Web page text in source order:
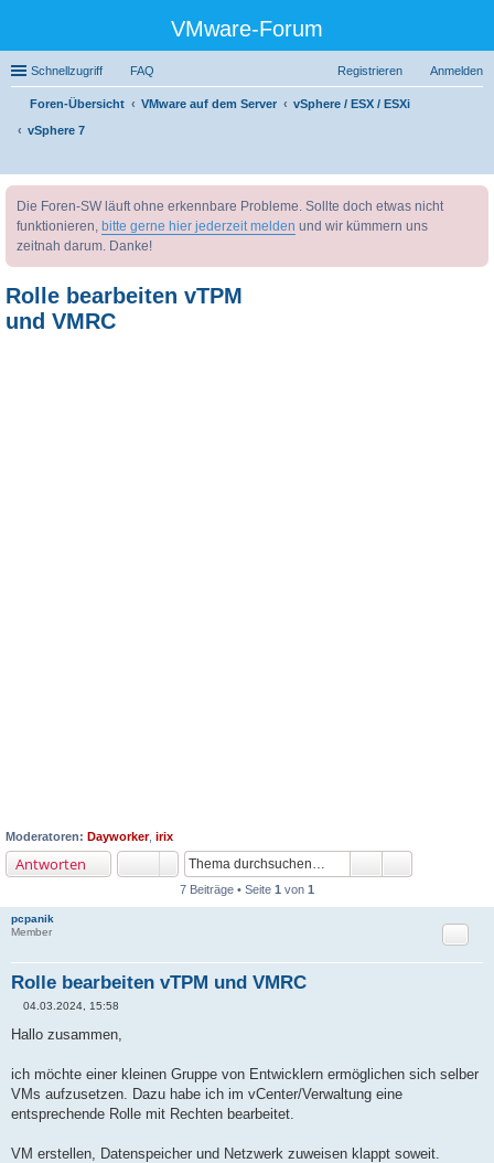
VMware-Forum
Schnellzugriff FAQ Anmelden
Registrieren
Foren-Übersicht VMware auf dem Server
vSphere / ESX / ESXi
vSphere 7
uc
Die Foren-SW läuft ohne erkennbare Probleme. Sollte doch etwas nicht
funktionieren, bitte gerne hier jederzeit melden und wir kümmern uns
zeitnah darum. Danke!
Rolle bearbeiten vTPM
und VMRC
Moderatoren: Dayworker, irix
Antworten
7 Beiträge • Seite 1 von 1
pcpanik
Member
Rolle bearbeiten vTPM und VMRC
Zitat
e
i
r
a
g
04.03.2024, 15:58
Hallo zusammen,
ich möchte einer kleinen Gruppe von Entwicklern ermöglichen sich selber
VMs aufzusetzen. Dazu habe ich im vCenter/Verwaltung eine
entsprechende Rolle mit Rechten bearbeitet.
VM erstellen, Datenspeicher und Netzwerk zuweisen klappt soweit.